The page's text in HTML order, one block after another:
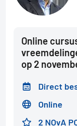
Online
op 2
Direct
Online
2 NOvA